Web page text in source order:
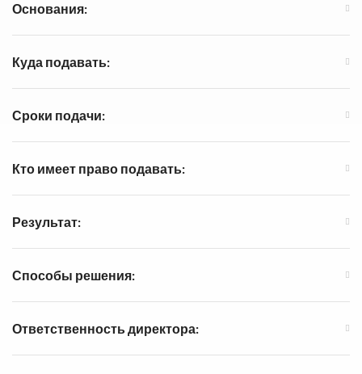
Основания:
Куда подавать:
Сроки подачи:
Кто имеет право подавать:
Результат:
Способы решения:
Ответственность директора: